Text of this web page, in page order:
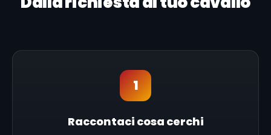
1
Raccontaci cosa cerchi